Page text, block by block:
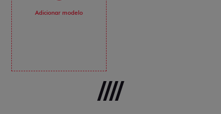
Adicionar modelo